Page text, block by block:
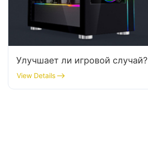
Улучшает ли игровой случай?
View Details